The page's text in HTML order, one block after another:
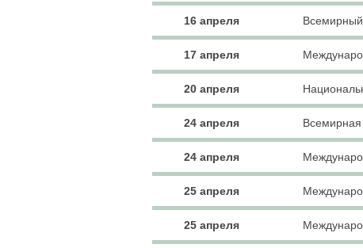
16 апреля Всемирный
17 апреля
20 апреля
24 апреля
24 апреля
25 апреля
25 апреля